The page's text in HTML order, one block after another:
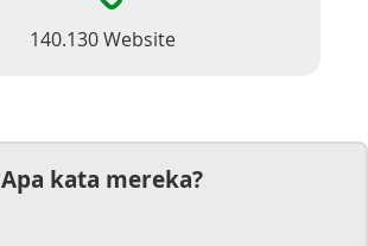
140.130 Website
Apa kata mereka?